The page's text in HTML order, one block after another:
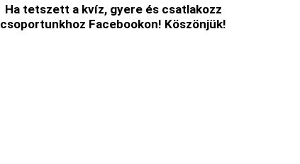
Ha tetszett a kvíz, gyere és csatlakozz
csoportunkhoz Facebookon! Köszönjük!